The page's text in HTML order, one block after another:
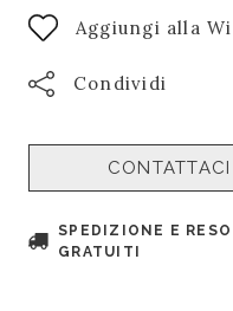
Aggiungi alla
Condividi
SPEDIZIONE E RESO
GRATUITI